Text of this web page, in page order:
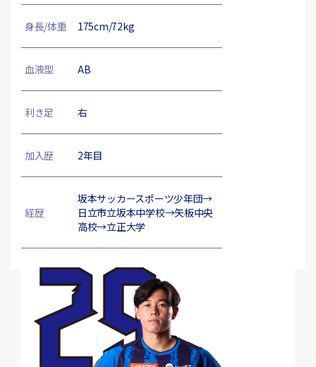
身長/体重 175cm/72kg
血液型 AB
利き足 右
加入歴 2年目
経歴
坂本サッカースポーツ少年団→
日立市立坂本中学校→矢板中央
高校→立正大学